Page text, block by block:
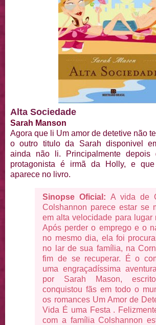
Alta Sociedade
Sarah Manson
Agora que li Um amor de detetive não
o outro titulo da Sarah disponivel
ainda não li. Principalmente
protagonista é irmã da Holly, e
aparece no livro.
Sinopse Oficial:A vida de
Colshannon parece estar se
em alta velocidade para lugar
Após perder o emprego e o
no mesmo dia, ela foi
no lar de sua família, na
fim de se recuperar. É o
uma engraçadíssima
por Sarah Mason,
conquistou fãs em todo o
os romances Um Amor de
Vida É uma Festa .
com a família Colshannon